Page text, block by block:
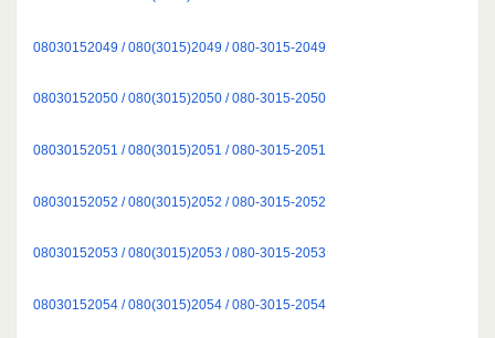
08030152049 / 080(3015)2049 / 080-3015-2049
08030152050 / 080(3015)2050 / 080-3015-2050
08030152051 / 080(3015)2051 / 080-3015-2051
08030152052 / 080(3015)2052 / 080-3015-2052
08030152053 / 080(3015)2053 / 080-3015-2053
08030152054 / 080(3015)2054 / 080-3015-2054